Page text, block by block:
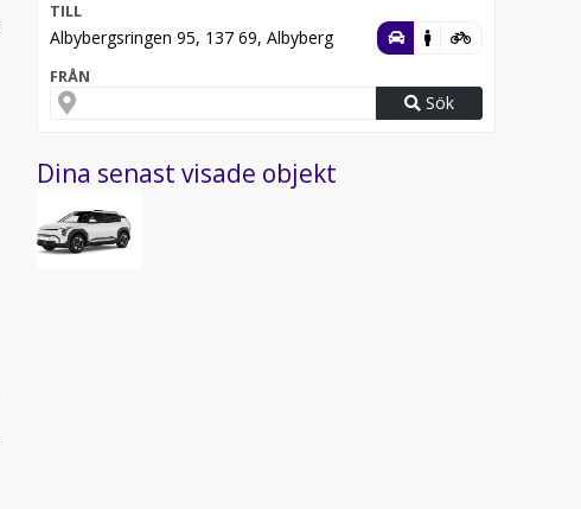
TILL
Albybergsringen 95, 137 69, Albyberg
FRÅN
Sök
Dina senast visade objekt